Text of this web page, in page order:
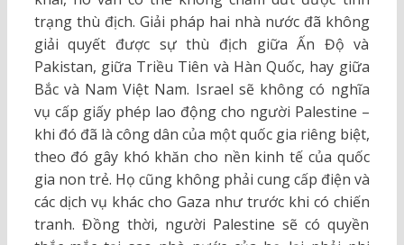
trạng thù địch. Giải pháp hai nhà nước đã không
giải quyết được sự thù địch giữa Ấn Độ và
Pakistan, giữa Triều Tiên và Hàn Quốc, hay giữa
Bắc và Nam Việt Nam. Israel sẽ không có nghĩa
vụ cấp giấy phép lao động cho người Palestine –
khi đó đã là công dân của một quốc gia riêng biệt,
theo đó gây khó khăn cho nền kinh tế của quốc
gia non trẻ. Họ cũng không phải cung cấp điện và
các dịch vụ khác cho Gaza như trước khi có chiến
tranh. Đồng thời, người Palestine sẽ có quyền